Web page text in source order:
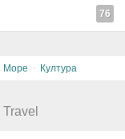
76
Море · Култура